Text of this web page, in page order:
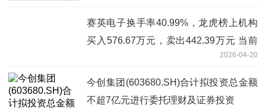
赛英电子换手率40.99%，龙虎榜上机构
买入576.67万元，卖出442.39万元 当前
2026-04-20
今创集团(603680.SH)合计拟投资总金额
不超7亿元进行委托理财及证券投资